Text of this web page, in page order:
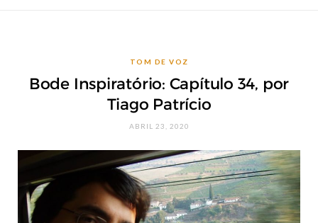
k
TOM DE VOZ
Bode Inspiratório: Capítulo 34, por
Tiago Patrício
ABRIL 23, 2020